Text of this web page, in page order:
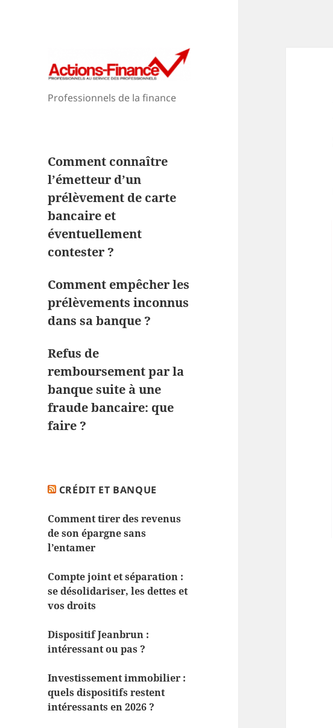
Professionnels de la finance
Comment connaître
l’émetteur d’un
prélèvement de carte
bancaire et
éventuellement
contester ?
Comment empêcher les
prélèvements inconnus
dans sa banque ?
Refus de
remboursement par la
banque suite à une
fraude bancaire: que
faire ?
CRÉDIT ET BANQUE
Comment tirer des revenus
de son épargne sans
l’entamer
Compte joint et séparation :
se désolidariser, les dettes et
vos droits
Dispositif Jeanbrun :
intéressant ou pas ?
Investissement immobilier :
quels dispositifs restent
intéressants en 2026 ?